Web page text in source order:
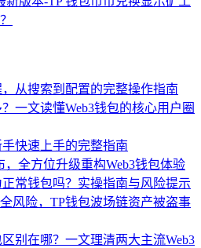
从搜索到配置的完整操作指南
一文读懂Web3钱包的核心用户圈
快速上手的完整指南
，全方位升级重构Web3钱包体验
常钱包吗？实操指南与风险提示
风险，TP钱包波场链资产被盗事
别在哪？一文理清两大主流Web3